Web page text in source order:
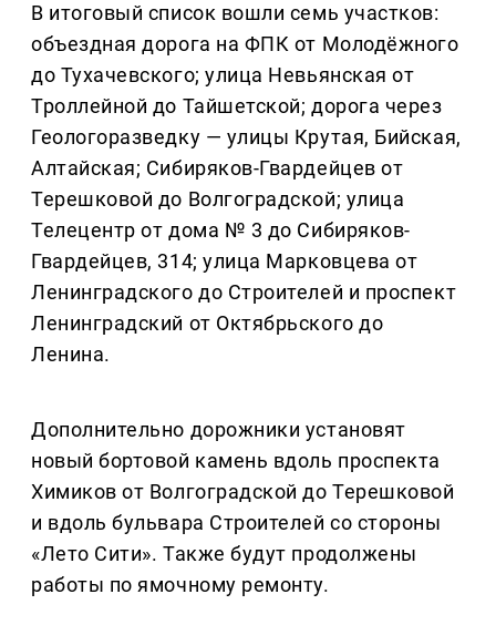
В итоговый список вошли семь участков:
объездная дорога на ФПК от Молодёжного
до Тухачевского; улица Невьянская от
Троллейной до Тайшетской; дорога через
Геологоразведку — улицы Крутая, Бийская,
Алтайская; Сибиряков-Гвардейцев от
Терешковой до Волгоградской; улица
Телецентр от дома № 3 до Сибиряков-
Гвардейцев, 314; улица Марковцева от
Ленинградского до Строителей и проспект
Ленинградский от Октябрьского до
Ленина.
Дополнительно дорожники установят
новый бортовой камень вдоль проспекта
Химиков от Волгоградской до Терешковой
и вдоль бульвара Строителей со стороны
«Лето Сити». Также будут продолжены
работы по ямочному ремонту.